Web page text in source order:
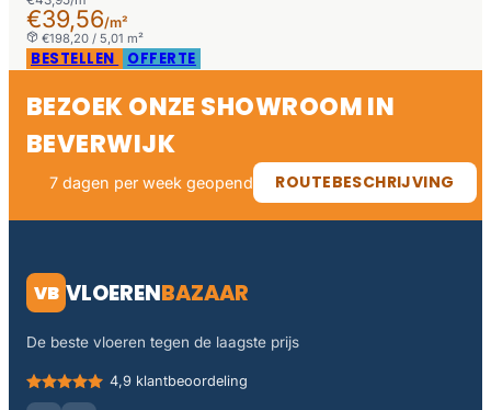
€39,56/m²
€198,20 / 5,01 m²
BESTELLEN OFFERTE
BEZOEK ONZE SHOWROOM IN
BEVERWIJK
7 dagen per week geopend ROUTEBESCHRIJVING
VB VLOERENBAZAAR
De beste vloeren tegen de laagste prijs
4,9 klantbeoordeling